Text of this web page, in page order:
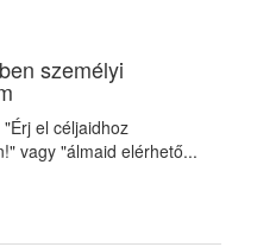
személyi
el céljaidhoz
vagy "álmaid elérhető...